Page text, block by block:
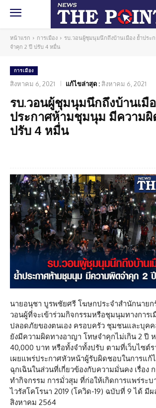
หน้าแรก การเมือง
รบ.วอนผู้ชุมนุมนึกถึงบ้านเมือง ย้ำประ
จำคุก 2 ปี ปรับ 4 หมื่น
การเมือง
สิงหาคม 6, 2021 แก้ไขล่าสุด : สิงหาคม 6, 2021
รบ.วอนผู้ชุมนุมนึกถึงบ้านเมื
ประกาศห้ามชุมนุม มีความผิ
ปรับ 4 หมื่น
นายอนุชา บูรพชัยศรี โฆษกประจำสำนักนายก
วอนผู้ที่จะเข้าร่วมกิจกรรมหรือชุมนุมทางการเ
ปลอดภัยของตนเอง ครอบครัว ชุมชนและบุค
ยังมีความผิดทางอาญา โทษจำคุกไม่เกิน 2 ปี
40,000 บาท หรือทั้งจำทั้งปรับ ตามที่เว็บไซต์
เผยแพร่ประกาศหัวหน้าผู้รับผิดชอบในการแ
ฉุกเฉินในส่วนที่เกี่ยวข้องกับความมั่นคง เรื่อง
ทำกิจกรรม การมั่วสุม ที่ก่อให้เกิดการแพร่ระ
ไวรัสโคโรนา 2019 (โควิด-19) ฉบับที่ 9 ได้ มี
สิงหาคม 2564